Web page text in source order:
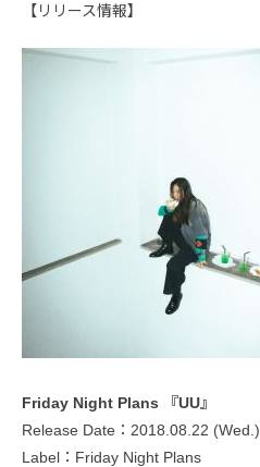
【リリース情報】
Friday Night Plans 『UU』
Release Date：2018.08.22 (Wed.)
Label：Friday Night Plans